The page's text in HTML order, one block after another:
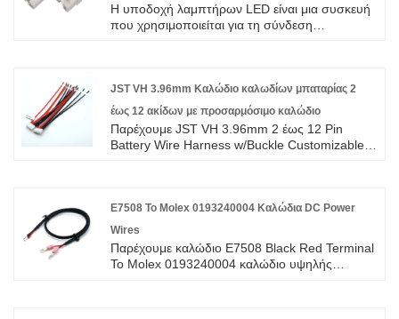
Η υποδοχή λαμπτήρων LED είναι μια συσκευή
που χρησιμοποιείται για τη σύνδεση
JST VH 3.96mm Καλώδιο καλωδίων μπαταρίας 2
έως 12 ακίδων με προσαρμόσιμο καλώδιο
Παρέχουμε JST VH 3.96mm 2 έως 12 Pin
Battery Wire Harness w/Buckle Customizable
πάνω από 10 χρόνια, καλύπτοντας το
μεγαλύτερο μέρος της αγοράς της Ασίας, της
Ευρώπης και της Αμερικής. Περιμένουμε να
γίνουμε ο μακροπρόθεσμος συνεργάτης σας
στην Κίνα.
E7508 To Molex 0193240004 Καλώδια DC Power
Wires
Παρέχουμε καλώδιο E7508 Black Red Terminal
To Molex 0193240004 καλώδιο υψηλής